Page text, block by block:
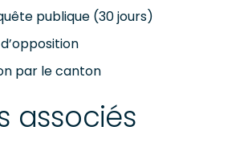
publique (30 jours)
par le canton
associés